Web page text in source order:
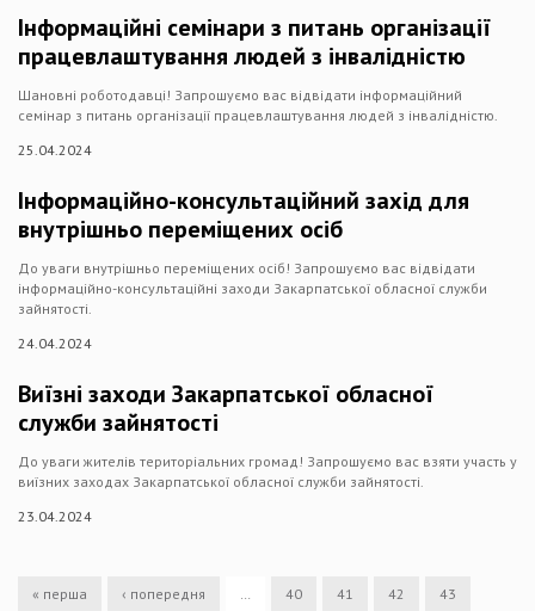
Інформаційні семінари з питань організації
працевлаштування людей з інвалідністю
Шановні роботодавці! Запрошуємо вас відвідати інформаційний
семінар з питань організації працевлаштування людей з інвалідністю.
25.04.2024
Інформаційно-консультаційний захід для
внутрішньо переміщених осіб
До уваги внутрішньо переміщених осіб! Запрошуємо вас відвідати
інформаційно-консультаційні заходи Закарпатської обласної служби
зайнятості.
24.04.2024
Виїзні заходи Закарпатської обласної
служби зайнятості
До уваги жителів територіальних громад! Запрошуємо вас взяти участь у
виїзних заходах Закарпатської обласної служби зайнятості.
23.04.2024
« перша ‹ попередня 40 41 42 43